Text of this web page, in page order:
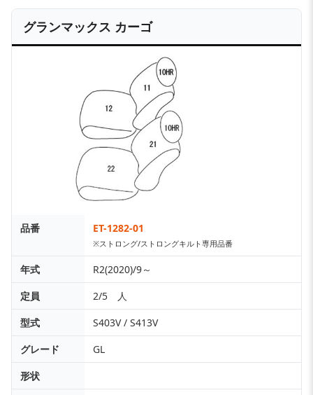
グランマックス カーゴ
品番 ET-1282-01
※ストロング/ストロングキルト専用品番
年式
R2(2020)/9～
定員
2/5 人
型式
S403V / S413V
グレード
GL
形状